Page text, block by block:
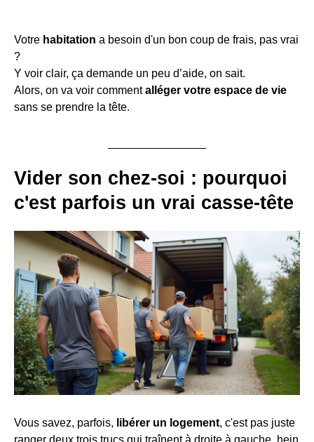
Votre habitation a besoin d'un bon coup de frais, pas vrai
?
Y voir clair, ça demande un peu d’aide, on sait.
Alors, on va voir commentalléger votre espace de vie
sans se prendre la tête.
Vider son chez-soi : pourquoi
c'est parfois un vrai casse-tête
Vous savez, parfois, libérer un logement, c'est pas juste
ranger deux trois trucs qui traînent à droite à gauche, hein